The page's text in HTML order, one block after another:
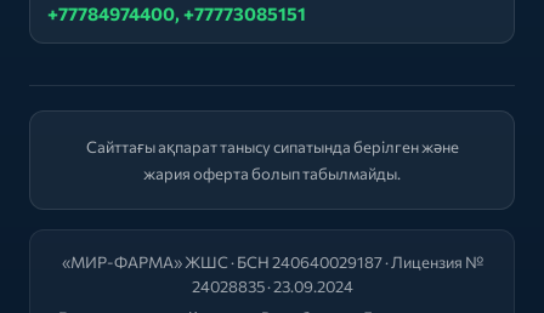
+77784974400, +77773085151
Сайттағы ақпарат танысу сипатында берілген және
жария оферта болып табылмайды.
«МИР-ФАРМА» ЖШС · БСН 240640029187 · Лицензия №
24028835 · 23.09.2024